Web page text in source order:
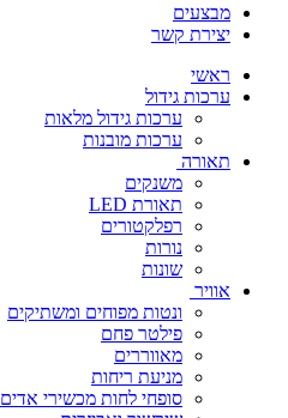
מבצעים
יצירת קשר
ראשי
ערכות גידול
ערכות גידול מלאות
ערכות מובנות
תאורה
משנקים
תאורת LED
רפלקטורים
נורות
שונות
אוויר
ונטות מפוחים ומשתיקים
פילטר פחם
מאווררים
מניעת ריחות
סופחי לחות מכשירי אדים